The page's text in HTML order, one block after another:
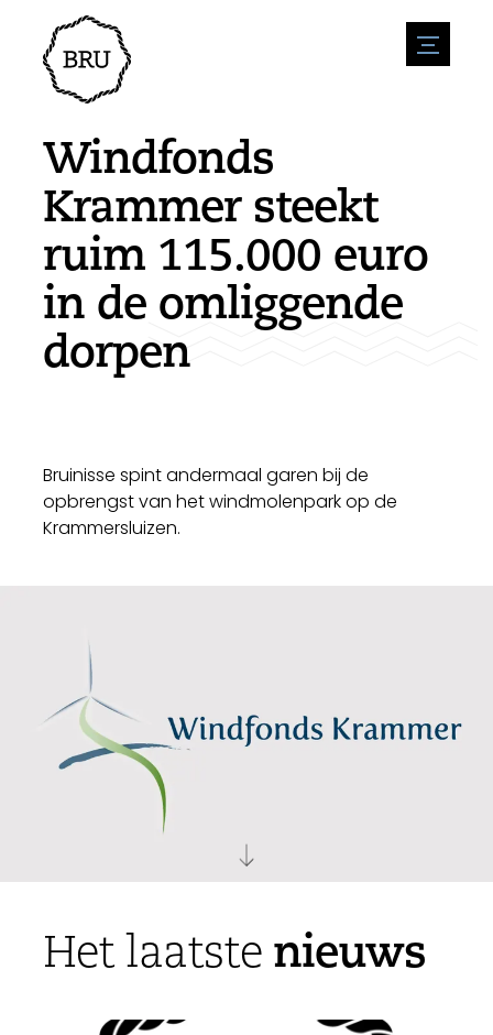
menu
Agenda
Evenement aanmelden
Overnachting
Winkels
Natuur en water
Sport
Bezienswaardigheden
Historie
Bereikbaarheid
Parkeren
Leefomgeving
Ondernemen
Vacatures
Vacature plaatsen
Bedrijven
Biz Bruinisse
Nieuwsoverzicht
Stuur een nieuwsbericht in
Windfonds
Krammer steekt
ruim 115.000 euro
in de omliggende
dorpen
Bruinisse spint andermaal garen bij de
opbrengst van het windmolenpark op de
Krammersluizen.
Het laatste nieuws